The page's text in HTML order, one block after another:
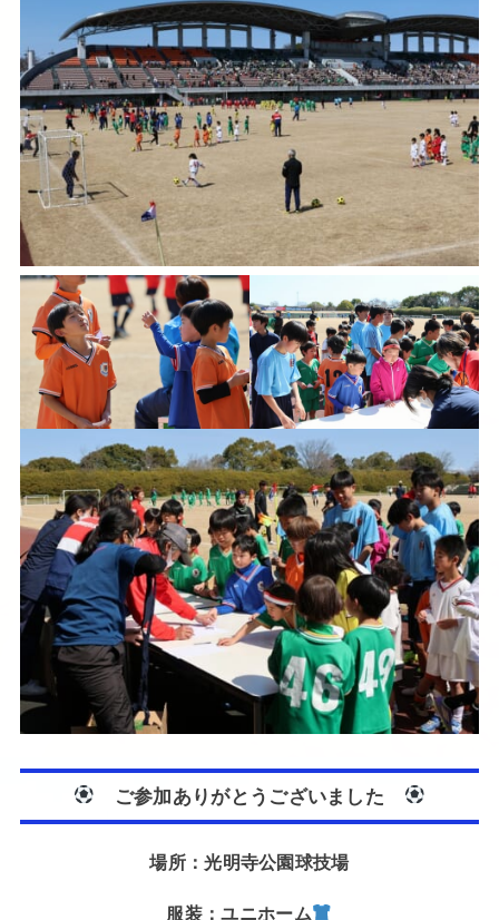
ご参加ありがとうございました
場所：光明寺公園球技場
服装：ユニホーム